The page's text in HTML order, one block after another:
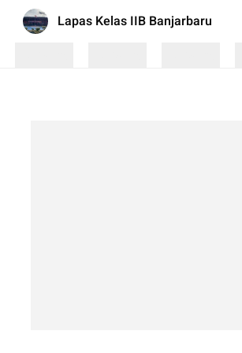
Lapas Kelas IIB Banjarbaru